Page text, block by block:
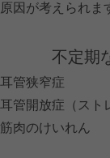
原因が考えられま
不定期
耳管狭窄症
耳管開放症（スト
筋肉のけいれん